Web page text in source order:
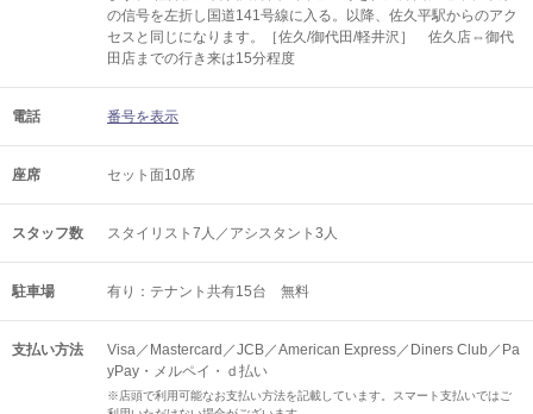
の信号を左折し国道141号線に入る。以降、佐久平駅からのアク
セスと同じになります。［佐久/御代田/軽井沢］ 佐久店⇔御代
田店までの行き来は15分程度
電話 番号を表示
座席 セット面10席
スタッフ数 スタイリスト7人／アシスタント3人
駐車場 有り：テナント共有15台 無料
支払い方法
Visa／Mastercard／JCB／American Express／Diners Club／Pa
yPay・メルペイ・ｄ払い
※店頭で利用可能なお支払い方法を記載しています。スマート支払いではご